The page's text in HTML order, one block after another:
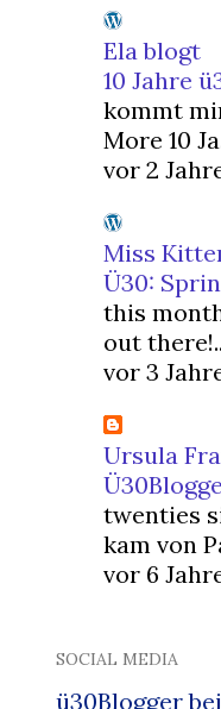
Ela blogt
10 Jahre
kommt
More 10
vor 2
Miss
Ü30:
this
out
vor 3
Ursula
twenties
kam von
vor 6
SOCIAL MEDIA
ü30Blogger